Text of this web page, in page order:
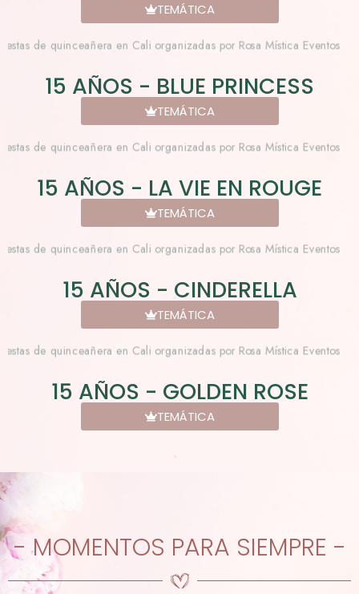
TEMÁTICA
15 AÑOS - BLUE PRINCESS
TEMÁTICA
15 AÑOS - LA VIE EN ROUGE
TEMÁTICA
15 AÑOS - CINDERELLA
TEMÁTICA
15 AÑOS - GOLDEN ROSE
TEMÁTICA
- MOMENTOS PARA SIEMPRE -